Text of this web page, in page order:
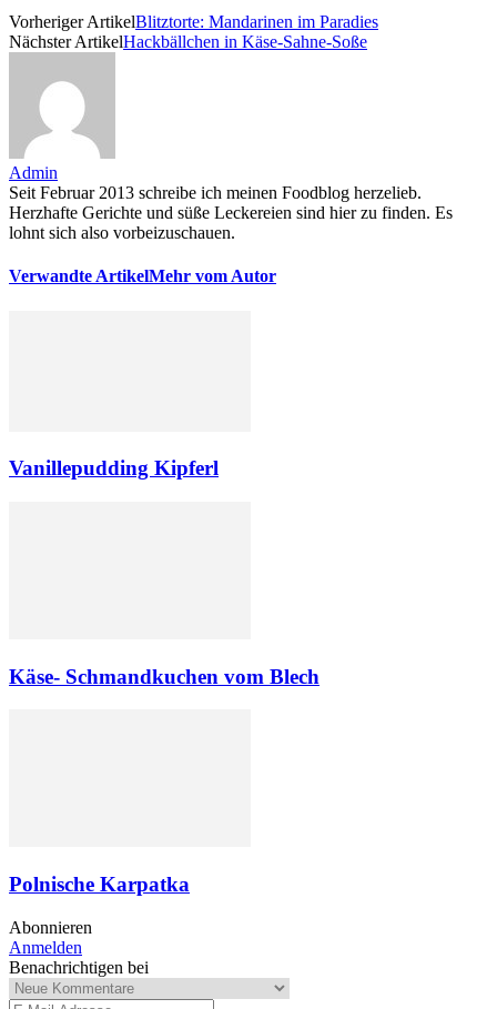
Vorheriger ArtikelBlitztorte: Mandarinen im Paradies
Nächster ArtikelHackbällchen in Käse-Sahne-Soße
Admin
Seit Februar 2013 schreibe ich meinen Foodblog herzelieb.
Herzhafte Gerichte und süße Leckereien sind hier zu finden. Es
lohnt sich also vorbeizuschauen.
Verwandte ArtikelMehr vom Autor
Vanillepudding Kipferl
Käse- Schmandkuchen vom Blech
Polnische Karpatka
Abonnieren
Anmelden
Benachrichtigen bei